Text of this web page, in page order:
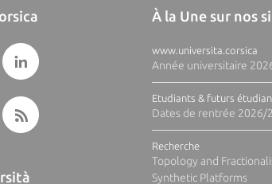
À la Une sur nos
www.universita.corsica
Année universitaire
Etudiants & futurs
Dates de rentrée 2026/
Recherche
Topology and
Synthetic Platforms